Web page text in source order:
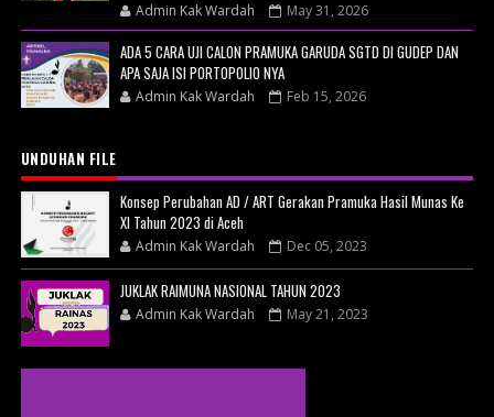
Admin Kak Wardah May 31, 2026
ADA 5 CARA UJI CALON PRAMUKA GARUDA SGTD DI GUDEP DAN
APA SAJA ISI PORTOPOLIO NYA
Admin Kak Wardah Feb 15, 2026
UNDUHAN FILE
Konsep Perubahan AD / ART Gerakan Pramuka Hasil Munas Ke
XI Tahun 2023 di Aceh
Admin Kak Wardah Dec 05, 2023
JUKLAK RAIMUNA NASIONAL TAHUN 2023
Admin Kak Wardah May 21, 2023